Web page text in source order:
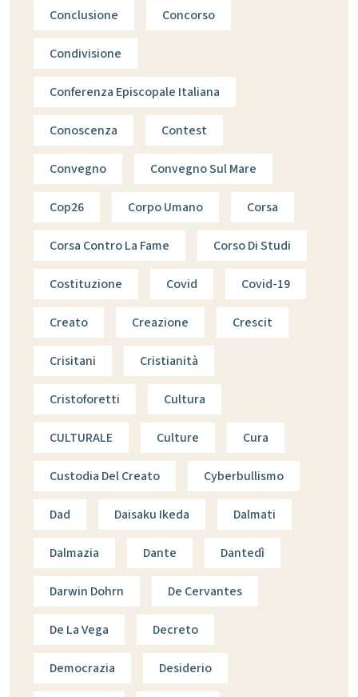
Conclusione Concorso
Condivisione
Conferenza Episcopale Italiana
Conoscenza Contest
Convegno Convegno Sul Mare
Cop26 Corpo Umano Corsa
Corsa Contro La Fame Corso Di Studi
Costituzione Covid Covid-19
Creato Creazione Crescit
Crisitani Cristianità
Cristoforetti Cultura
CULTURALE Culture Cura
Custodia Del Creato Cyberbullismo
Dad Daisaku Ikeda Dalmati
Dalmazia Dante Dantedì
Darwin Dohrn De Cervantes
De La Vega Decreto
Democrazia Desiderio